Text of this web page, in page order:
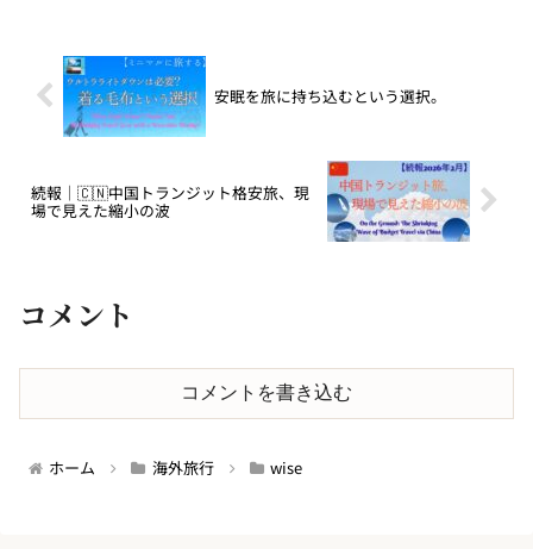
安眠を旅に持ち込むという選択。
続報｜🇨🇳中国トランジット格安旅、現
場で見えた縮小の波
コメント
コメントを書き込む
ホーム 海外旅行 wise